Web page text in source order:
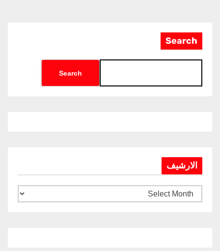
Search
Search
الارشيف